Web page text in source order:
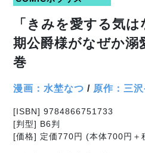
「きみを愛する気
期公爵様がなぜか溺
巻
漫画：水埜なつ / 原作：三沢
[ISBN] 9784866751733
[判型] B6判
[価格] 定価770円 (本体700円＋